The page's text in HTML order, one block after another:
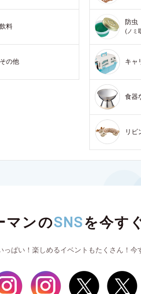
飲料
その他
防虫
(ノミ
キャ
食器
リビ
マンのSNSを今す
ぱい！楽しめるイベントもたくさん！今